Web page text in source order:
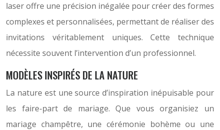
laser offre une précision inégalée pour créer des formes
complexes et personnalisées, permettant de réaliser des
invitations véritablement uniques. Cette technique
nécessite souvent l’intervention d’un professionnel.
MODÈLES INSPIRÉS DE LA NATURE
La nature est une source d’inspiration inépuisable pour
les faire-part de mariage. Que vous organisiez un
mariage champêtre, une cérémonie bohème ou une